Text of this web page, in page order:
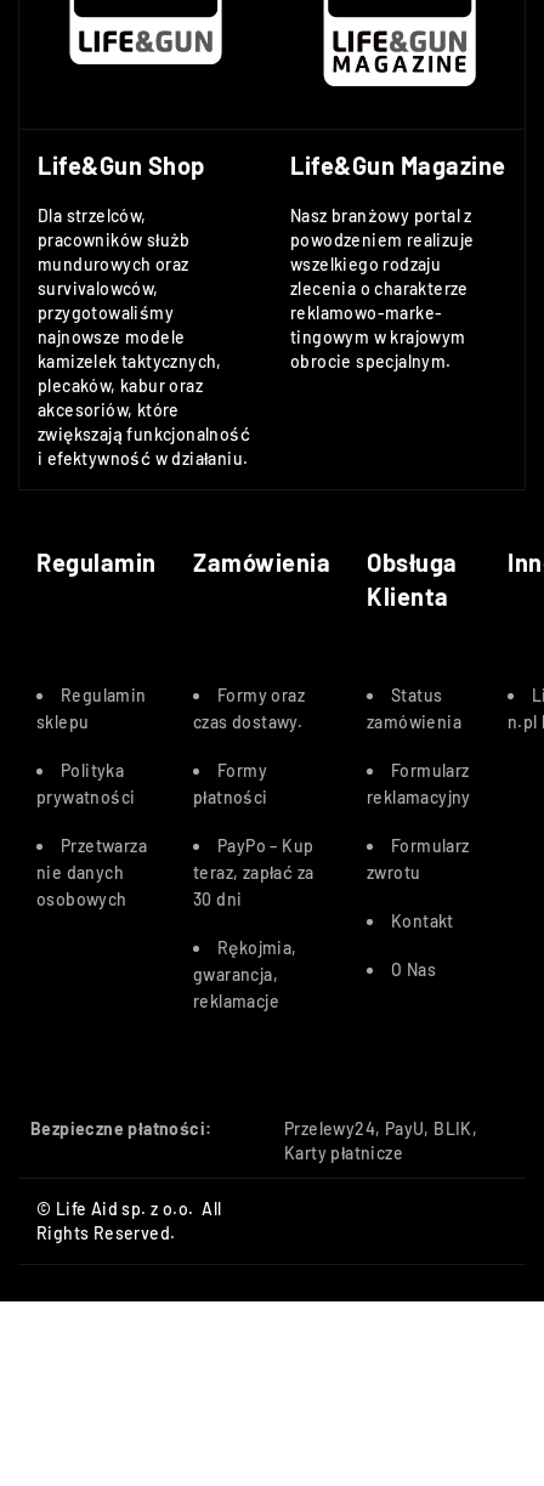
Life&Gun Shop
Dla strzelców,
pracowników służb
mundurowych oraz
survivalowców,
przygotowaliśmy
najnowsze modele
kamizelek taktycznych,
plecaków, kabur oraz
akcesoriów, które
zwiększają funkcjonalność
i efektywność w działaniu.
Life&Gun Magazine
Nasz branżowy portal z
powodzeniem realizuje
wszelkiego rodzaju
zlecenia o charakterze
reklamowo-marke-
tingowym w krajowym
obrocie specjalnym.
Regulamin Zamówienia
Obsługa
Klienta
Regulamin
sklepu
Polityka
prywatności
Przetwarza
nie danych
osobowych
Formy oraz
czas dostawy.
Formy
płatności
PayPo – Kup
teraz, zapłać za
30 dni
Rękojmia,
gwarancja,
reklamacje
Status
zamówienia
Formularz
reklamacyjny
Formularz
zwrotu
Kontakt
O Nas
n.pl
Bezpieczne płatności:
Przelewy24, PayU, BLIK,
Karty płatnicze
© Life Aid sp. z o.o. All
Rights Reserved.